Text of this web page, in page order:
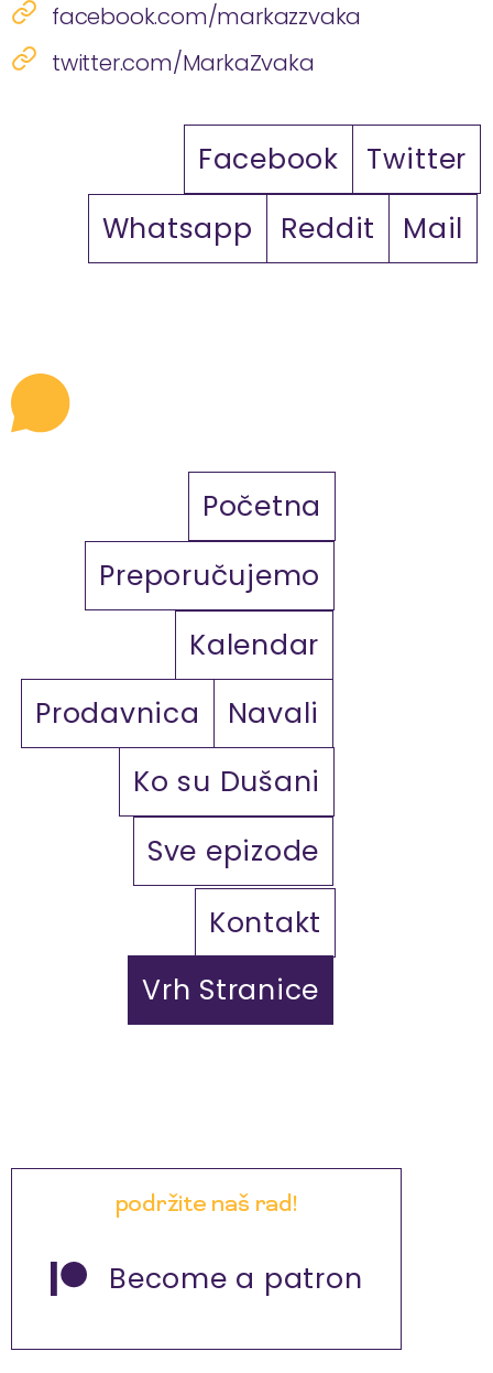
facebook.com/markazzvaka
twitter.com/MarkaZvaka
Facebook
Twitter
Whatsapp
Reddit Mail
Početna
Preporučujemo
Kalendar
Prodavnica
Navali
Ko su Dušani
Sve epizode
Kontakt
Vrh Stranice
podržite naš rad!
Become a patron